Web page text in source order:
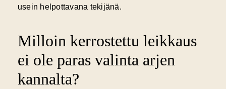
usein helpottavana tekijänä.
Milloin kerrostettu leikkaus
ei ole paras valinta arjen
kannalta?